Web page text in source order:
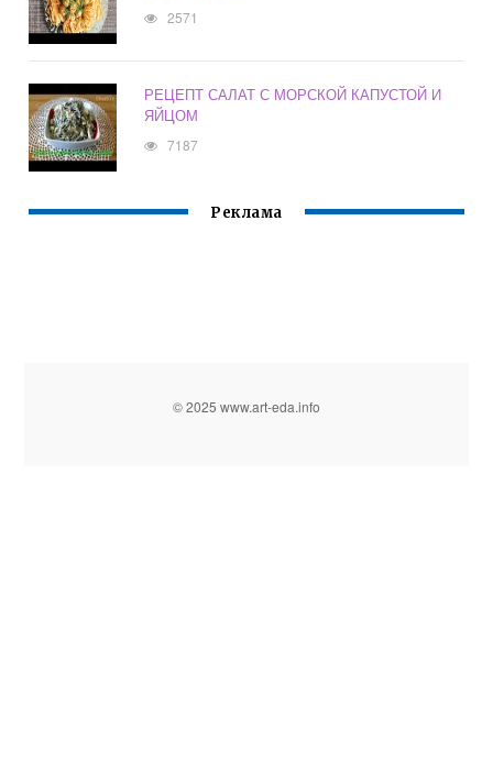
2571
РЕЦЕПТ САЛАТ С МОРСКОЙ КАПУСТОЙ И
ЯЙЦОМ
7187
Реклама
© 2025 www.art-eda.info